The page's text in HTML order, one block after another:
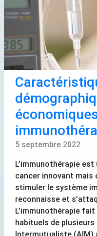
5 septembre 2022
L’immunothérapie
cancer innovant mais
stimuler le système
reconnaisse et
L’immunothérapie
habituels de plusieurs